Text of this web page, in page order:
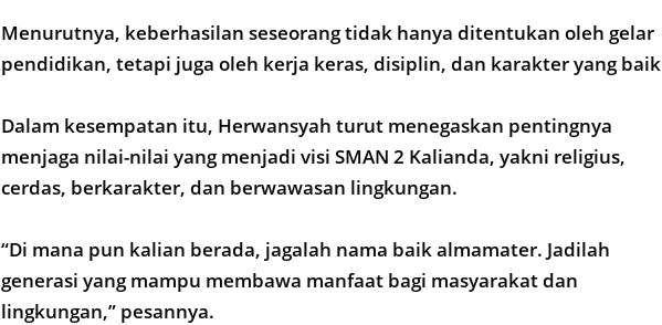
Menurutnya, keberhasilan seseorang tidak hanya ditentukan oleh gelar
pendidikan, tetapi juga oleh kerja keras, disiplin, dan karakter yang
Dalam kesempatan itu, Herwansyah turut menegaskan pentingnya
menjaga nilai-nilai yang menjadi visi SMAN 2 Kalianda, yakni religius,
cerdas, berkarakter, dan berwawasan lingkungan.
“Di mana pun kalian berada, jagalah nama baik almamater. Jadilah
generasi yang mampu membawa manfaat bagi masyarakat dan
lingkungan,” pesannya.